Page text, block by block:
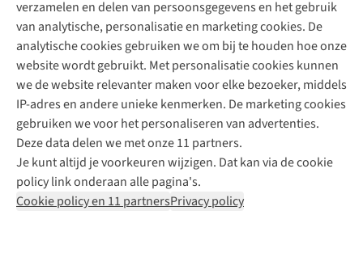
verzamelen en delen van persoonsgegevens en het gebruik
van analytische, personalisatie en marketing cookies. De
analytische cookies gebruiken we om bij te houden hoe onze
website wordt gebruikt. Met personalisatie cookies kunnen
we de website relevanter maken voor elke bezoeker, middels
IP-adres en andere unieke kenmerken. De marketing cookies
gebruiken we voor het personaliseren van advertenties.
Deze data delen we met onze 11 partners.
Je kunt altijd je voorkeuren wijzigen. Dat kan via de cookie
policy link onderaan alle pagina's.
Cookie policy en 11 partnersPrivacy policy
+31 6 12 28 49 80
Contactformulier